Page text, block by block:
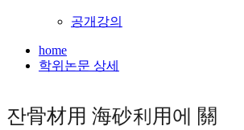
공개강의
home
학위논문 상세
잔骨材用 海砂利用에 關